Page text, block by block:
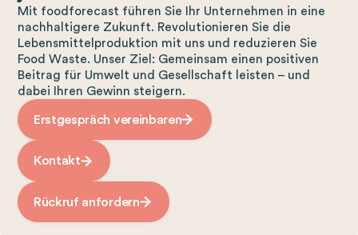
Mit foodforecast führen Sie Ihr Unternehmen in eine
nachhaltigere Zukunft. Revolutionieren Sie die
Lebensmittelproduktion mit uns und reduzieren Sie
Food Waste. Unser Ziel: Gemeinsam einen positiven
Beitrag für Umwelt und Gesellschaft leisten – und
dabei Ihren Gewinn steigern.
Erstgespräch vereinbaren
Kontakt
Rückruf anfordern